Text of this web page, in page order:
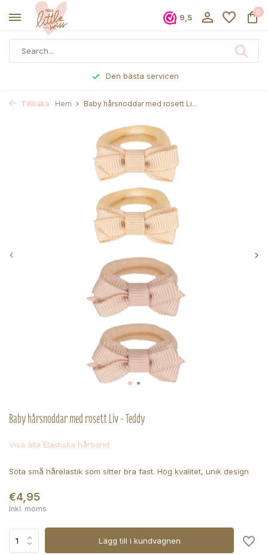
9,5
0
Beställd före 17.00, skickas
Tillbaka Hem Baby hårsnoddar med rosett Li...
Baby hårsnoddar med rosett Liv - Teddy
Visa alla Elastiska hårband
Söta små hårelastik som sitter bra fast. Hög kvalitet, unik design
€4,95
Inkl. moms
Lägg till i kundvagnen